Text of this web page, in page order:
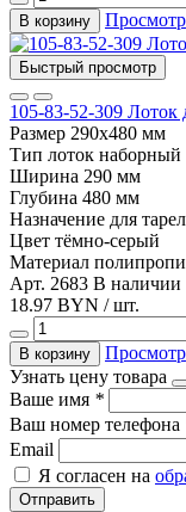
В корзину Просмотр
Быстрый просмотр
105-83-52-309
Размер 290х480 мм
Тип лоток наборный
Ширина 290 мм
Глубина 480 мм
Назначение для
Цвет тёмно-серый
Материал
Арт. 2683 В наличии
18.97 BYN / шт.
В корзину
Просмотр
Узнать цену товара
Ваше имя *
Ваш номер телефона
Email
Я согласен на
Отправить